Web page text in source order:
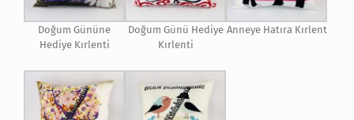
Doğum Gününe
Hediye Kırlenti
Doğum Günü Hediye
Kırlenti
Anneye Hatıra Kırlent